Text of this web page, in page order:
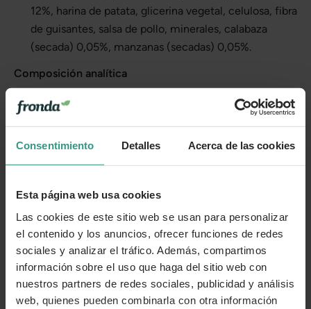
Consentimiento Detalles Acerca de las cookies
Esta página web usa cookies
Las cookies de este sitio web se usan para personalizar
el contenido y los anuncios, ofrecer funciones de redes
sociales y analizar el tráfico. Además, compartimos
información sobre el uso que haga del sitio web con
nuestros partners de redes sociales, publicidad y análisis
web, quienes pueden combinarla con otra información
12%, harina de patata, glicerina vegetal, celulosa, fibra
de guisantes, salsa de pollo, minerales, calabaza
(secada) 0,05%, manzanas (secadas) 0,05%.
Composición analítica
Proteína bruta: 17%
Grasa bruta: 5%
Aditivos
Aditivos tecnológicos: antioxidantes, conservantes.
Compromiso con el planeta